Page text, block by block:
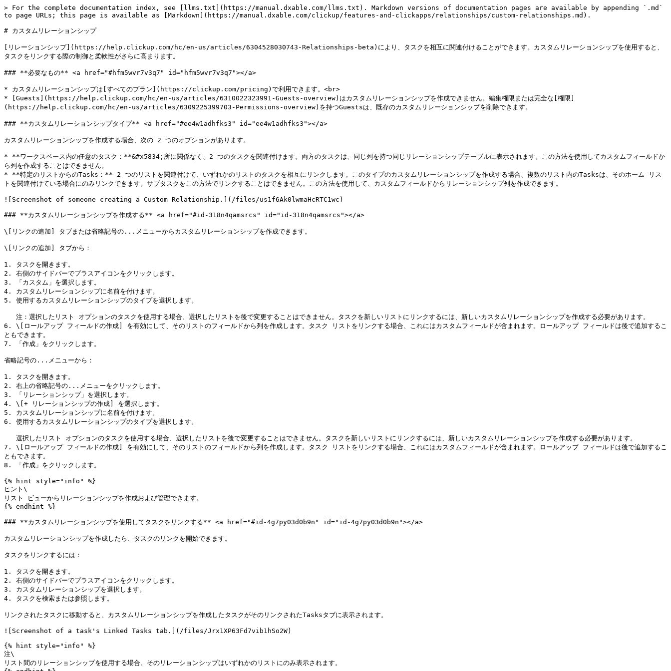
> For the complete documentation index, see [llms.txt](https://manual.dxable.com/llms.txt). Markdown versions of documentation pages are available by appending `.md`
to page URLs; this page is available as [Markdown](https://manual.dxable.com/clickup/features-and-clickapps/relationships/custom-relationships.md).
# カスタムリレーションシップ
[リレーションシップ](https://help.clickup.com/hc/en-us/articles/6304528030743-Relationships-beta)により、タスクを相互に関連付けることができます。カスタムリレーションシップを使用すると、
タスクをリンクする際の制御と柔軟性がさらに高まります。
### **必要なもの** <a href="#hfm5wvr7v3q7" id="hfm5wvr7v3q7"></a>
* カスタムリレーションシップは[すべてのプラン](https://clickup.com/pricing)で利用できます。<br>
* [Guests](https://help.clickup.com/hc/en-us/articles/6310022323991-Guests-overview)はカスタムリレーションシップを作成できません。編集権限または完全な[権限]
(https://help.clickup.com/hc/en-us/articles/6309225399703-Permissions-overview)を持つGuestsは、既存のカスタムリレーションシップを削除できます。
### **カスタムリレーションシップタイプ** <a href="#ee4w1adhfks3" id="ee4w1adhfks3"></a>
カスタムリレーションシップを作成する場合、次の 2 つのオプションがあります。
* **ワークスペース内の任意のタスク：**&#x5834;所に関係なく、2 つのタスクを関連付けます。両方のタスクは、同じ列を持つ同じリレーションシップテーブルに表示されます。この方法を使用してカスタムフィールドか
ら列を作成することはできません。
* **特定のリストからのTasks：** 2 つのリストを関連付けて、いずれかのリストのタスクを相互にリンクします。このタイプのカスタムリレーションシップを作成する場合、複数のリスト内のTasksは、そのホーム リス
トを関連付けている場合にのみリンクできます。サブタスクをこの方法でリンクすることはできません。この方法を使用して、カスタムフィールドからリレーションシップ列を作成できます。
![Screenshot of someone creating a Custom Relationship.](/files/us1f6Ak0lwmaHcRTC1wc)
### **カスタムリレーションシップを作成する** <a href="#id-318n4qamsrcs" id="id-318n4qamsrcs"></a>
\[リンクの追加] タブまたは省略記号の...メニューからカスタムリレーションシップを作成できます。
\[リンクの追加] タブから：
1. タスクを開きます。
2. 右側のサイドバーでプラスアイコンをクリックします。
3. 「カスタム」を選択します。
4. カスタムリレーションシップに名前を付けます。
5. 使用するカスタムリレーションシップのタイプを選択します。
6. \[ロールアップ フィールドの作成] を有効にして、そのリストのフィールドから列を作成します。タスク リストをリンクする場合、これにはカスタムフィールドが含まれます。ロールアップ フィールドは後で追加するこ
ともできます。
7. 「作成」をクリックします。
省略記号の...メニューから：
1. タスクを開きます。
2. 右上の省略記号の...メニューをクリックします。
3. 「リレーションシップ」を選択します。
4. \[+ リレーションシップの作成] を選択します。
5. カスタムリレーションシップに名前を付けます。
6. 使用するカスタムリレーションシップのタイプを選択します。
7. \[ロールアップ フィールドの作成] を有効にして、そのリストのフィールドから列を作成します。タスク リストをリンクする場合、これにはカスタムフィールドが含まれます。ロールアップ フィールドは後で追加するこ
ともできます。
8. 「作成」をクリックします。
{% hint style="info" %}
ヒント\
リスト ビューからリレーションシップを作成および管理できます。
{% endhint %}
### **カスタムリレーションシップを使用してタスクをリンクする** <a href="#id-4g7py03d0b9n" id="id-4g7py03d0b9n"></a>
カスタムリレーションシップを作成したら、タスクのリンクを開始できます。
タスクをリンクするには：
1. タスクを開きます。
2. 右側のサイドバーでプラスアイコンをクリックします。
3. カスタムリレーションシップを選択します。
4. タスクを検索または参照します。
リンクされたタスクに移動すると、カスタムリレーションシップを作成したタスクがそのリンクされたTasksタブに表示されます。
![Screenshot of a task's Linked Tasks tab.](/files/Jrx1XP63Fd7vib1hSo2W)
{% hint style="info" %}
注\
リスト間のリレーションシップを使用する場合、そのリレーションシップはいずれかのリストにのみ表示されます。